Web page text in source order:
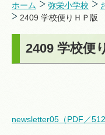
浜田市小中学校ホー
ホーム 弥栄小学校
2409 学校便りＨＰ版
2409 学校便
newsletter05（PDF／